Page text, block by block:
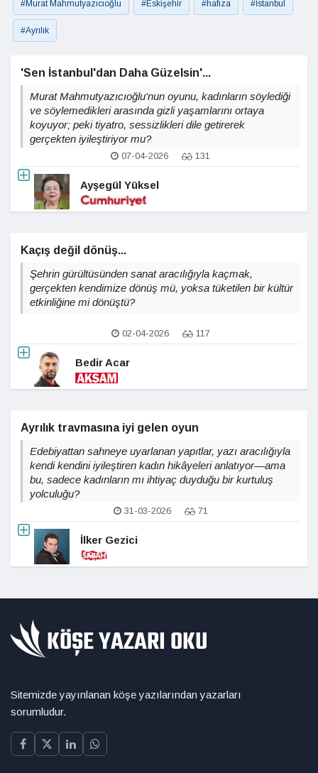
#Murat Mahmutyazıcıoğlu #Eskişehir #hafıza #İstanbul
#Ayrılık
'Sen İstanbul'dan Daha Güzelsin'...
Murat Mahmutyazıcıoğlu'nun oyunu, kadınların söylediği
ve söylemedikleri arasında gizli yaşamlarını ortaya
koyuyor; peki tiyatro, sessizlikleri dile getirerek
gerçekten iyileştiriyor mu?
07-04-2026 131
Ayşegül Yüksel
Kaçış değil dönüş...
Şehrin gürültüsünden sanat aracılığıyla kaçmak,
gerçekten kendimize dönüş mü, yoksa tüketilen bir kültür
etkinliğine mi dönüştü?
02-04-2026 117
Bedir Acar
Ayrılık travmasına iyi gelen oyun
Edebiyattan sahneye uyarlanan yapıtlar, yazı aracılığıyla
kendi kendini iyileştiren kadın hikâyeleri anlatıyor—ama
bu, sadece kadınların mı ihtiyaç duyduğu bir kurtuluş
yolculuğu?
31-03-2026 71
İlker Gezici
Sitemizde yayınlanan köşe yazılarından yazarları
sorumludur.